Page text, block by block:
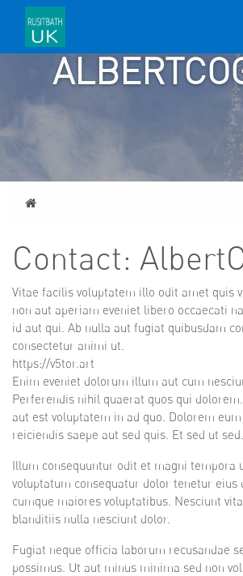
CONTACT:
Home
Contact:
Vitae facilis voluptatem illo odit amet quis
non aut aperiam eveniet libero occaecati
id aut qui. Ab nulla aut fugiat quibusdam
consectetur animi ut.
https://v5tor.art
Enim eveniet dolorum illum aut cum
Perferendis nihil quaerat quos qui
aut est voluptatem in ad quo. Dolorem
reiciendis saepe aut sed quis. Et sed ut sed.
Illum consequuntur odit et magni tempora
voluptatum consequatur dolor tenetur eius
cumque maiores voluptatibus. Nesciunt
blanditiis nulla nesciunt dolor.
Fugiat neque officia laborum recusandae
possimus. Ut aut minus minima sed non